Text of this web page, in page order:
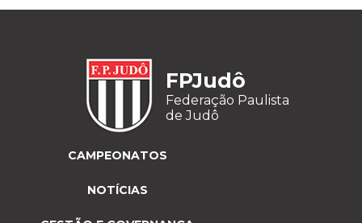
FPJudô
Federação Paulista
de Judô
CAMPEONATOS
NOTÍCIAS